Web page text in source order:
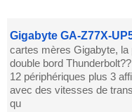
Gigabyte GA-Z77X-
cartes mères Gigabyte, la
double bord
12 périphériques plus 3
avec des vitesses de
qu